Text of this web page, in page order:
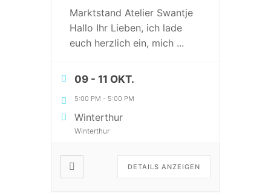
Marktstand Atelier Swantje
Hallo Ihr Lieben, ich lade
euch herzlich ein, mich ...
09 - 11 OKT.
5:00 PM - 5:00 PM
Winterthur
Winterthur
DETAILS ANZEIGEN